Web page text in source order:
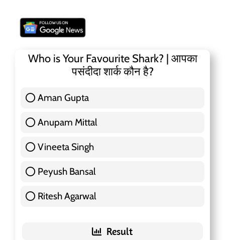
Who is Your Favourite Shark? | आपका
पसंदीदा शार्क कौन है?
Aman Gupta
Anupam Mittal
Vineeta Singh
Peyush Bansal
Ritesh Agarwal